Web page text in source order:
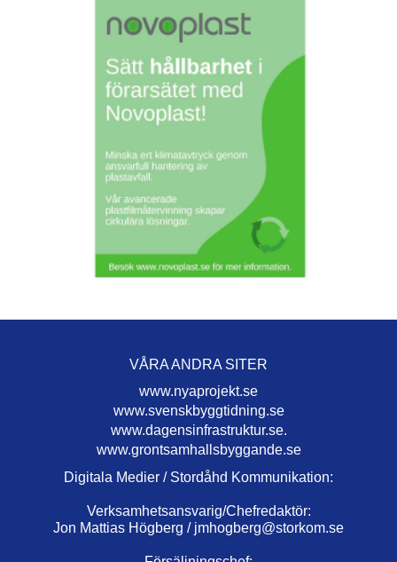
VÅRA ANDRA SITER
www.nyaprojekt.se
www.svenskbyggtidning.se
www.dagensinfrastruktur.se.
www.grontsamhallsbyggande.se
Digitala Medier / Stordåhd Kommunikation:
Verksamhetsansvarig/Chefredaktör:
Jon Mattias Högberg / jmhogberg@storkom.se